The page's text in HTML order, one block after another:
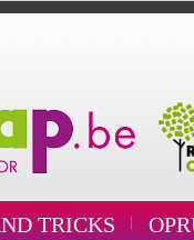
TRICKS